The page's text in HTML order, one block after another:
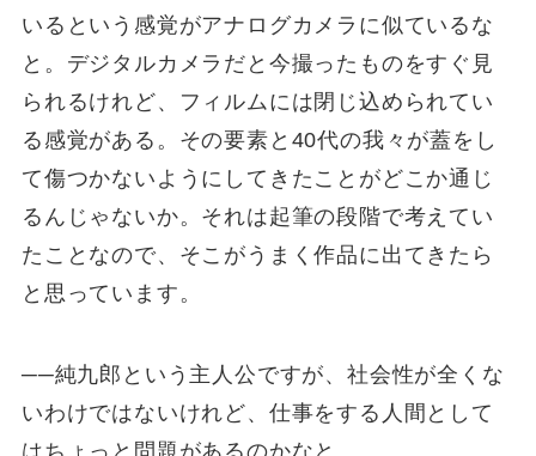
いるという感覚がアナログカメラに似ているな
と。デジタルカメラだと今撮ったものをすぐ見
られるけれど、フィルムには閉じ込められてい
る感覚がある。その要素と40代の我々が蓋をし
て傷つかないようにしてきたことがどこか通じ
るんじゃないか。それは起筆の段階で考えてい
たことなので、そこがうまく作品に出てきたら
と思っています。
──純九郎という主人公ですが、社会性が全くな
いわけではないけれど、仕事をする人間として
はちょっと問題があるのかなと。